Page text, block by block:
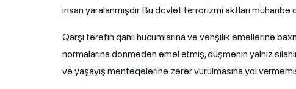
insan yaralanmışdır. Bu dövlət terrorizmi aktları
Qarşı tərəfin qanlı hücumlarına və vəhşilik əməllərinə
normalarına dönmədən əməl etmiş, düşmənin yalnız
və yaşayış məntəqələrinə zərər vurulmasına yol